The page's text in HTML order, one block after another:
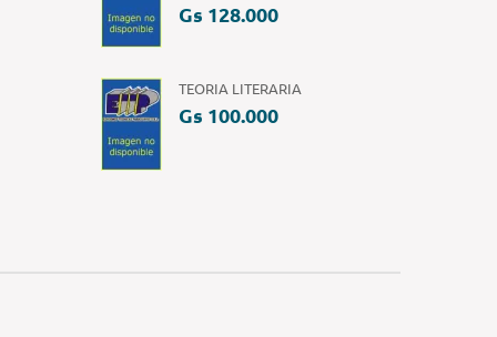
Gs 128.000
TEORIA LITERARIA
Gs 100.000